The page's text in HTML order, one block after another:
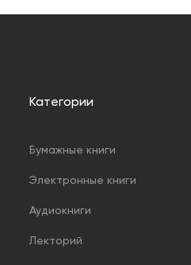
Категории
Бумажные книги
Электронные книги
Аудиокниги
Лекторий